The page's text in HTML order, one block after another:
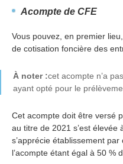
Acompte de CFE
Vous pouvez, en premier
de cotisation foncière des
À noter :cet acompte n’a
ayant opté pour le
Cet acompte doit être versé
au titre de 2021 s’est
s’apprécie établissement
l’acompte étant égal à 50 %